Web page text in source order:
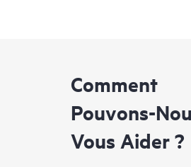
Comment
Pouvons-
Vous Aider ?